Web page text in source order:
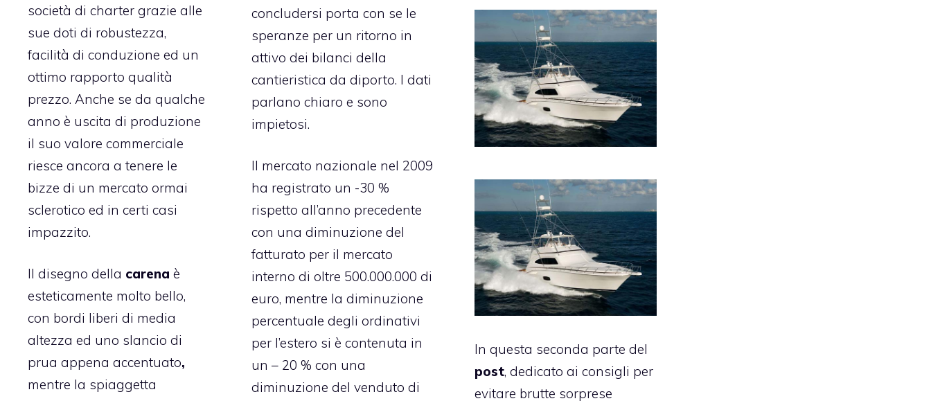
società di charter grazie alle
sue doti di robustezza,
facilità di conduzione ed un
ottimo rapporto qualità
prezzo. Anche se da qualche
anno è uscita di produzione
il suo valore commerciale
riesce ancora a tenere le
bizze di un mercato ormai
sclerotico ed in certi casi
impazzito.
Il disegno della carena è
esteticamente molto bello,
con bordi liberi di media
altezza ed uno slancio di
prua appena accentuato,
mentre la spiaggetta
concludersi porta con se le
speranze per un ritorno in
attivo dei bilanci della
cantieristica da diporto. I dati
parlano chiaro e sono
impietosi.
Il mercato nazionale nel 2009
ha registrato un -30 %
rispetto all’anno precedente
con una diminuzione del
fatturato per il mercato
interno di oltre 500.000.000 di
euro, mentre la diminuzione
percentuale degli ordinativi
per l’estero si è contenuta in
un – 20 % con una
diminuzione del venduto di
In questa seconda parte del
post, dedicato ai consigli per
evitare brutte sorprese